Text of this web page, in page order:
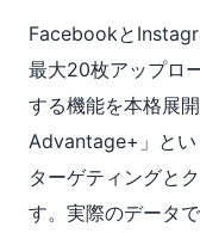
Facebookと
最大20枚アップロ
する機能を本格展
Advantage+」とい
ターゲティングと
す。実際のデータ